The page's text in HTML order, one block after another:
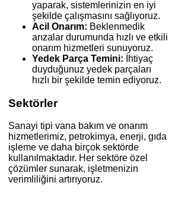
yaparak, sistemlerinizin en iyi
şekilde çalışmasını sağlıyoruz.
Acil Onarım: Beklenmedik
arızalar durumunda hızlı ve etkili
onarım hizmetleri sunuyoruz.
Yedek Parça Temini: İhtiyaç
duyduğunuz yedek parçaları
hızlı bir şekilde temin ediyoruz.
Sektörler
Sanayi tipi vana bakım ve onarım
hizmetlerimiz, petrokimya, enerji, gıda
işleme ve daha birçok sektörde
kullanılmaktadır. Her sektöre özel
çözümler sunarak, işletmenizin
verimliliğini artırıyoruz.